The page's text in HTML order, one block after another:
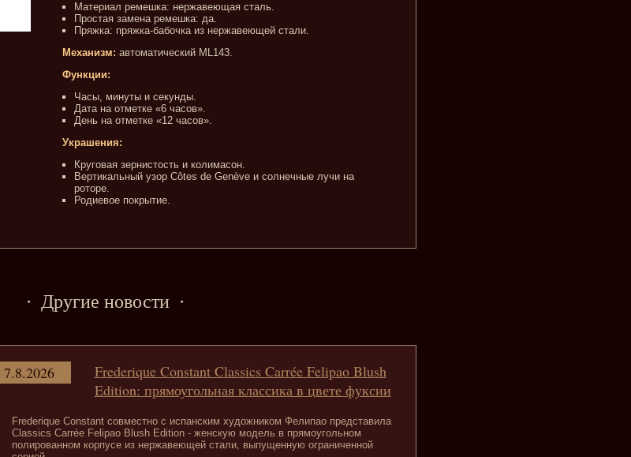
Материал ремешка: нержавеющая сталь.
Простая замена ремешка: да.
Пряжка: пряжка-бабочка из нержавеющей стали.
Механизм: автоматический ML143.
Функции:
Часы, минуты и секунды.
Дата на отметке «6 часов».
День на отметке «12 часов».
Украшения:
Круговая зернистость и колимасон.
Вертикальный узор Côtes de Genève и солнечные лучи на
роторе.
Родиевое покрытие.
Другие новости
Frederique Constant Classics Carrée Felipao Blush
Edition: прямоугольная классика в цвете фуксии
Frederique Constant совместно с испанским художником Фелипао представила
Classics Carrée Felipao Blush Edition - женскую модель в прямоугольном
полированном корпусе из нержавеющей стали, выпущенную ограниченной
7.8.2026